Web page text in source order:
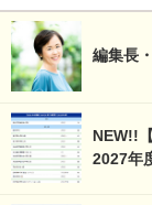
編集長
NEW!!
2027年